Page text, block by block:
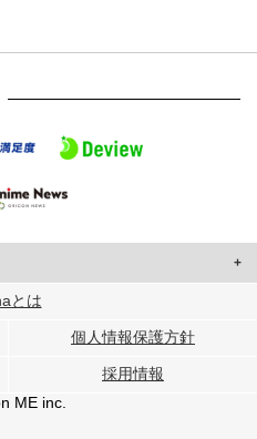
ーザーに合わせたコンテンツや広告の
ートナーに提供しています。
用したときに収集した他の情報を組み
とは
個人情報保護方針
採用情報
ME inc.